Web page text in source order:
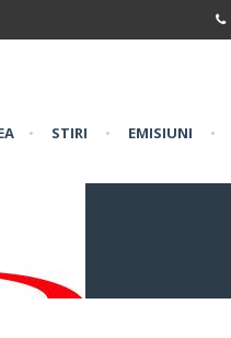
• STIRI • EMISIUNI •